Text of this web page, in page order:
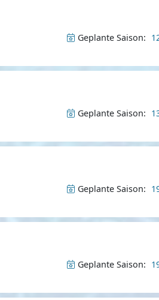
Geplante Saison:
Geplante Saison:
Geplante Saison:
Geplante Saison: